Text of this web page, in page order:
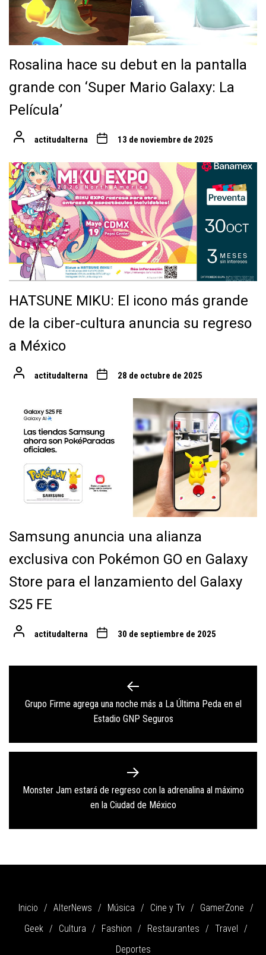
Rosalina hace su debut en la pantalla
grande con ‘Super Mario Galaxy: La
Película’
actitudalterna 13 de noviembre de 2025
HATSUNE MIKU: El icono más grande
de la ciber-cultura anuncia su regreso
a México
actitudalterna 28 de octubre de 2025
Samsung anuncia una alianza
exclusiva con Pokémon GO en Galaxy
Store para el lanzamiento del Galaxy
S25 FE
actitudalterna 30 de septiembre de 2025
Previous
post:
Grupo Firme agrega una noche más a La Última Peda en el
Estadio GNP Seguros
Next
post:
Monster Jam estará de regreso con la adrenalina al máximo
en la Ciudad de México
Inicio AlterNews Música Cine y Tv
GamerZone
Geek
Cultura Fashion Restaurantes
Travel
Deportes